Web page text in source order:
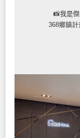
📸我是
368鄉鎮